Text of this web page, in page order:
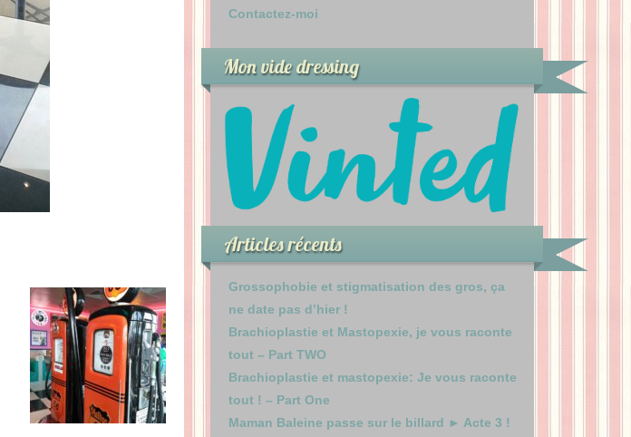
Contactez-moi
Mon vide dressing
Articles récents
Grossophobie et stigmatisation des gros, ça
ne date pas d’hier !
Brachioplastie et Mastopexie, je vous raconte
tout – Part TWO
Brachioplastie et mastopexie: Je vous raconte
tout ! – Part One
Maman Baleine passe sur le billard ► Acte 3 !